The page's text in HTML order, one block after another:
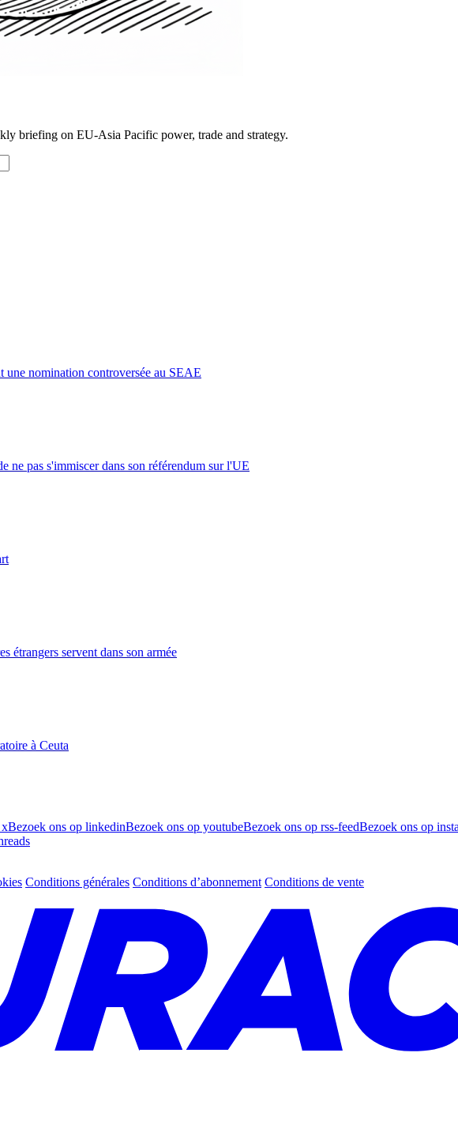
briefing on EU-Asia Pacific power, trade and strategy.
nomination controversée au SEAE
pas s'immiscer dans son référendum sur l'UE
étrangers servent dans son armée
à Ceuta
xBezoek ons op linkedinBezoek ons op youtubeBezoek ons op rss-feedBezoek ons op
Conditions générales Conditions d’abonnement Conditions de vente